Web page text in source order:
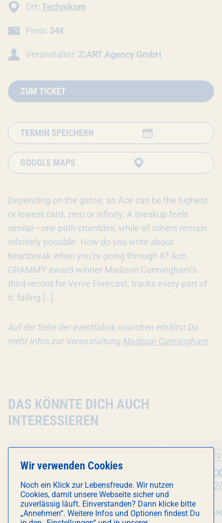
Ort: Technikum
Preis: 34€
Veranstalter: Z|ART Agency GmbH
ZUM TICKET
TERMIN SPEICHERN
GOOGLE MAPS
Depending on the game, an Ace can be the highest
or lowest card, zero or infinity. A breakup feels
similar—one path crumbles, while all others remain
infinitely possible. How do you write about
heartbreak when you’re going through it? Ace,
GRAMMY award-winner Madison Cunningham’s
third record for Verve Forecast, tracks every part of
it: falling […]
Auf der Seite der eventfabrik münchen erhältst Du
mehr Infos zur Veranstaltung Madison Cunningham.
DAS KÖNNTE DICH AUCH
INTERESSIEREN
Veranstaltung
RItuals Open Air Closing
Sa 8. August, 16:00 Uhr
Unterhaltung
SIXX PAXX
Summer
Sa 8.
Wir verwenden Cookies
Noch ein Klick zur Lebensfreude. Wir nutzen
Cookies, damit unsere Webseite sicher und
zuverlässig läuft. Einverstanden? Dann klicke bitte
„Annehmen“. Weitere Infos und Optionen findest Du